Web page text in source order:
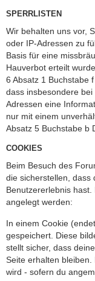
SPERRLISTEN
Wir behalten uns vor,
oder IP-Adressen zu
Basis für eine
Hauverbot erteilt
6 Absatz 1 Buchstabe
dass insbesondere
Adressen eine
nur mit einem
Absatz 5 Buchstabe b
COOKIES
Beim Besuch des
die sicherstellen, dass
Benutzererlebnis
angelegt werden:
In einem Cookie
gespeichert. Diese
stellt sicher, dass
Seite erhalten
wird - sofern du